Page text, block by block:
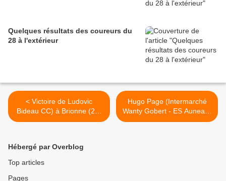
Quelques résultats des coureurs du
28 à l'extérieur
< Victoire de Ludovic
Bideau CC) à Brionne (27)
devant Killian Théot (CC
Hugo Page (Intermarché
Wanty Gobert - ES Auneau)
8ème de la 2ème étape du
Hébergé par Overblog
Top articles
Pages